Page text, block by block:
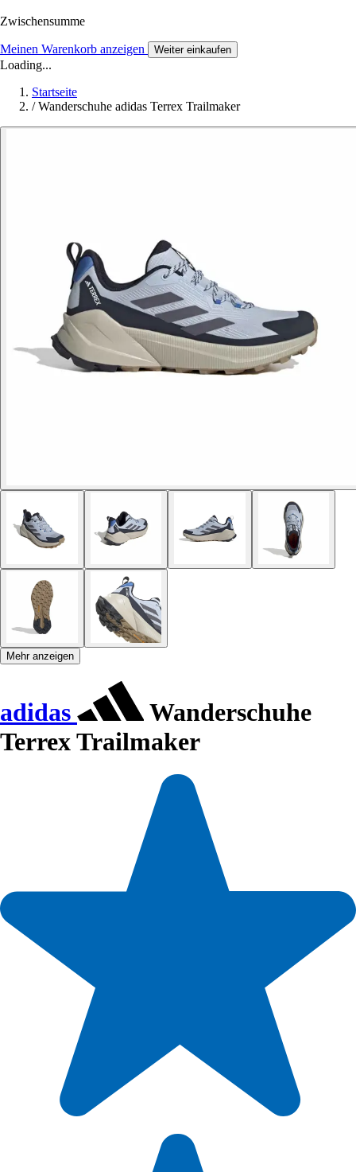
Zwischensumme
Meinen Warenkorb anzeigen Weiter einkaufen
Loading...
Startseite
/ Wanderschuhe adidas Terrex Trailmaker
Mehr anzeigen
adidas
Wanderschuhe
Terrex Trailmaker